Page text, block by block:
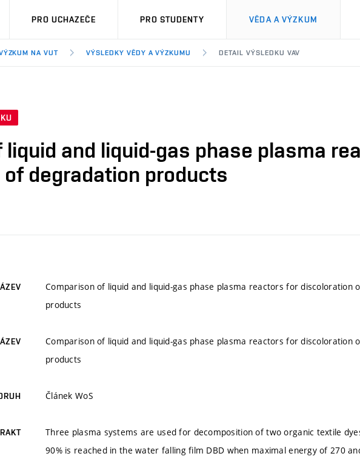
PRO UCHAZEČE PRO STUDENTY VĚDA A VÝZKUM
NA VUT VÝSLEDKY VĚDY A VÝZKUMU DETAIL VÝSLEDKU VAV
liquid and liquid-gas phase plasma
degradation products
Comparison of liquid and liquid-gas phase plasma reactors for discoloration
products
Comparison of liquid and liquid-gas phase plasma reactors for discoloration
products
Článek WoS
Three plasma systems are used for decomposition of two organic textile
90% is reached in the water falling film DBD when maximal energy of 270